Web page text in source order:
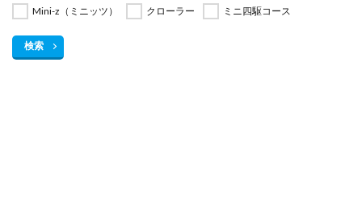
Mini-z（ミニッツ）
クローラー ミニ四駆コース
検索